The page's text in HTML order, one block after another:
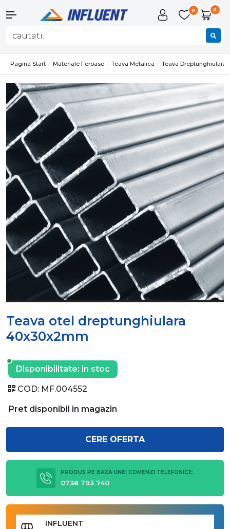
0 0
Pagina Start Materiale Feroase Teava Metalica Teava Dreptunghiulara
Teava otel dreptunghiulara
40x30x2mm
Disponibilitate: in stoc
COD: MF.004552
Pret disponibil in magazin
CERE OFERTA
PRODUS PE BAZA UNEI COMENZI TELEFONICE:
0738 793 740
INFLUENT